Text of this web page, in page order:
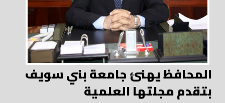
المحافظ يهنئ جامعة بني سويف
بتقدم مجلتها العلمية